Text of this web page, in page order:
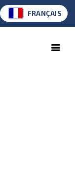
FRANÇAIS